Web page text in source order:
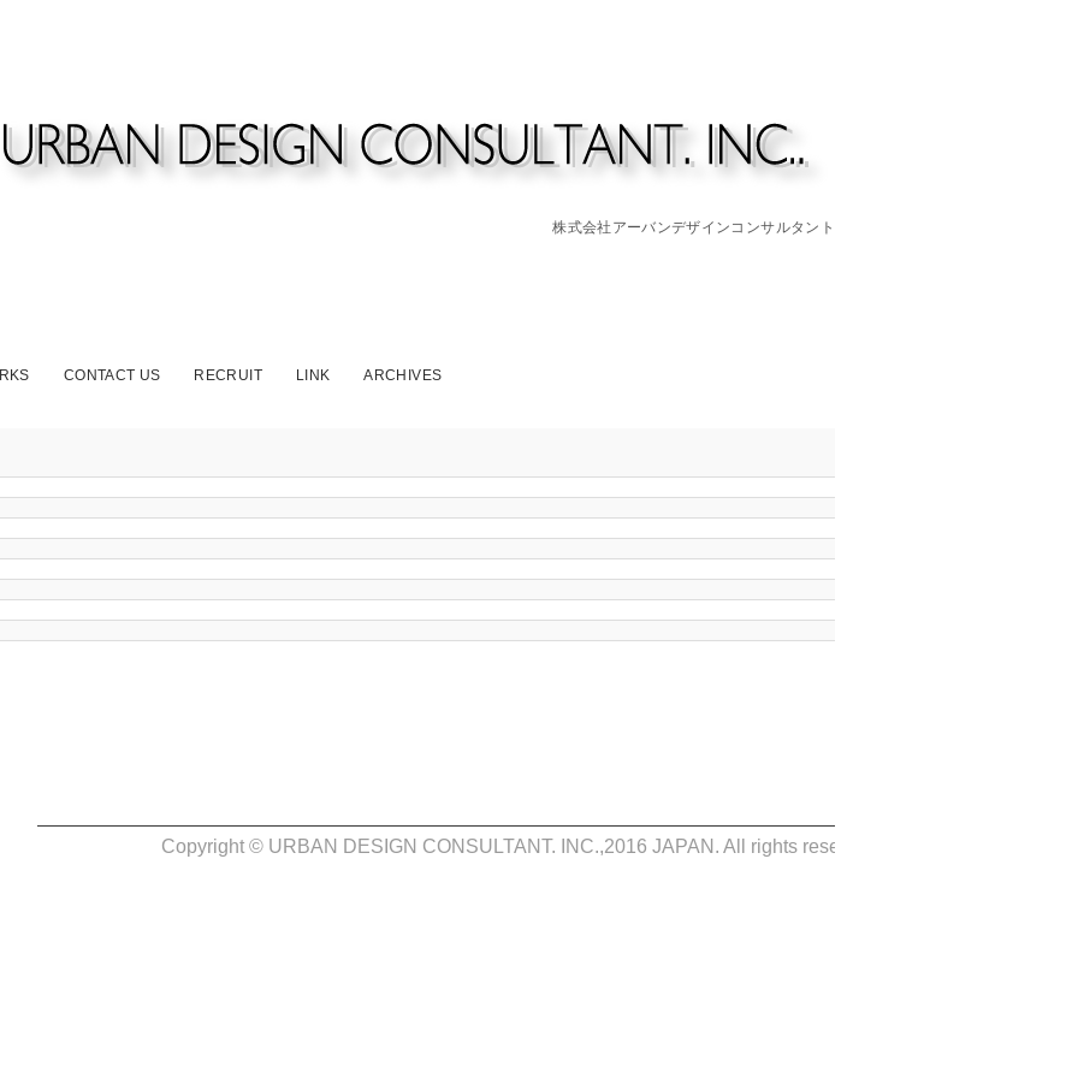
株式会社アーバンデザインコンサルタント
CONTACT US RECRUIT LINK ARCHIVES
Copyright © URBAN DESIGN CONSULTANT. INC.,2016 JAPAN. All rights reserved.